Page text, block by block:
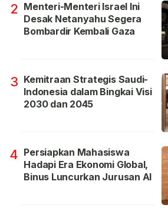
2 Menteri-Menteri Israel Ini
Desak Netanyahu Segera
Bombardir Kembali Gaza
3 Kemitraan Strategis Saudi-
Indonesia dalam Bingkai Visi
2030 dan 2045
4 Persiapkan Mahasiswa
Hadapi Era Ekonomi Global,
Binus Luncurkan Jurusan AI